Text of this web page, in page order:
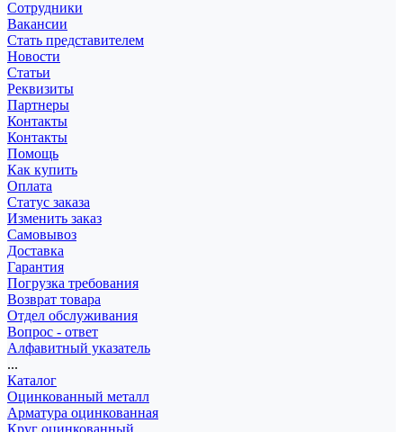
Сотрудники
Вакансии
Стать представителем
Новости
Статьи
Реквизиты
Партнеры
Контакты
Контакты
Помощь
Как купить
Оплата
Статус заказа
Изменить заказ
Самовывоз
Доставка
Гарантия
Погрузка требования
Возврат товара
Отдел обслуживания
Вопрос - ответ
Алфавитный указатель
...
Каталог
Оцинкованный металл
Арматура оцинкованная
Круг оцинкованный